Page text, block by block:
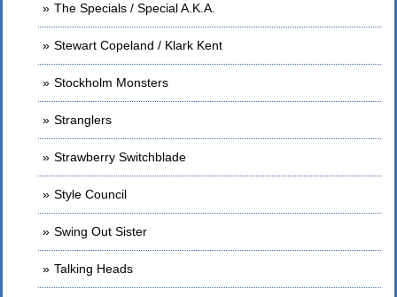
The Specials / Special A.K.A.
Stewart Copeland / Klark Kent
Stockholm Monsters
Stranglers
Strawberry Switchblade
Style Council
Swing Out Sister
Talking Heads